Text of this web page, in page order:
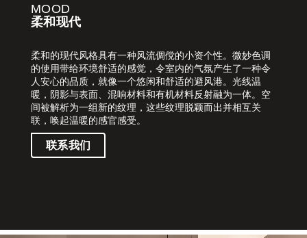
下载目录
MOOD
柔和现代
柔和的现代风格具有一种风流倜傥的小资个性。微妙色调
的使用带给环境舒适的感觉，令室内的气氛产生了一种令
人安心的品质，就像一个悠闲和舒适的避风港。光线温
暖，阴影与表面、混响材料和有机材料反射融为一体。空
间被解析为一组新的纹理，这些纹理脱颖而出并相互关
联，唤起温暖的感官感受。
联系我们